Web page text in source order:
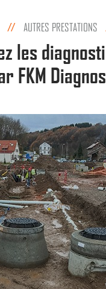
AUTRES PRESTATIONS
les
FKM